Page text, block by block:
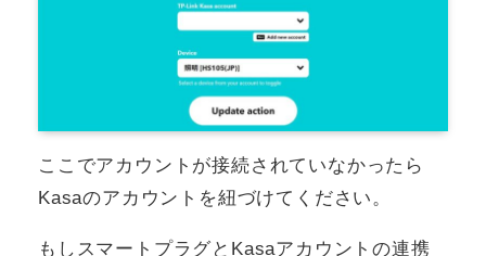
ここでアカウントが接続されていなかったら
Kasaのアカウントを紐づけてください。
もしスマートプラグとKasaアカウントの連携